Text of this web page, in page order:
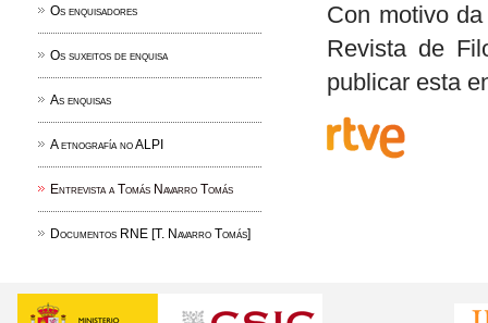
Os enquisadores
Os suxeitos de enquisa
As enquisas
A etnografía no ALPI
Entrevista a Tomás Navarro Tomás
Documentos RNE [T. Navarro Tomás]
Con motivo
Revista de
publicar esta